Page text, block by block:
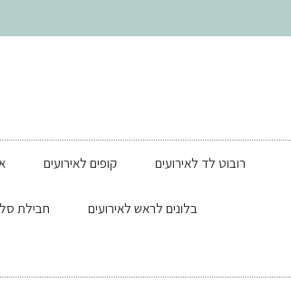
רובוט לד לאירועים קופים לאירועים
בלונים לראש לאירועים חבילת